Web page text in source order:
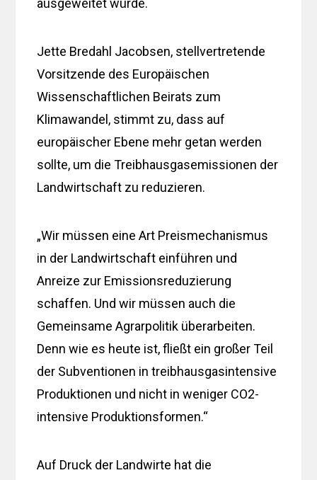
Jette Bredahl Jacobsen, stellvertretende
Vorsitzende des Europäischen
Wissenschaftlichen Beirats zum
Klimawandel, stimmt zu, dass auf
europäischer Ebene mehr getan werden
sollte, um die Treibhausgasemissionen der
Landwirtschaft zu reduzieren.
„Wir müssen eine Art Preismechanismus
in der Landwirtschaft einführen und
Anreize zur Emissionsreduzierung
schaffen. Und wir müssen auch die
Gemeinsame Agrarpolitik überarbeiten.
Denn wie es heute ist, fließt ein großer Teil
der Subventionen in treibhausgasintensive
Produktionen und nicht in weniger CO2-
intensive Produktionsformen.“
Auf Druck der Landwirte hat die